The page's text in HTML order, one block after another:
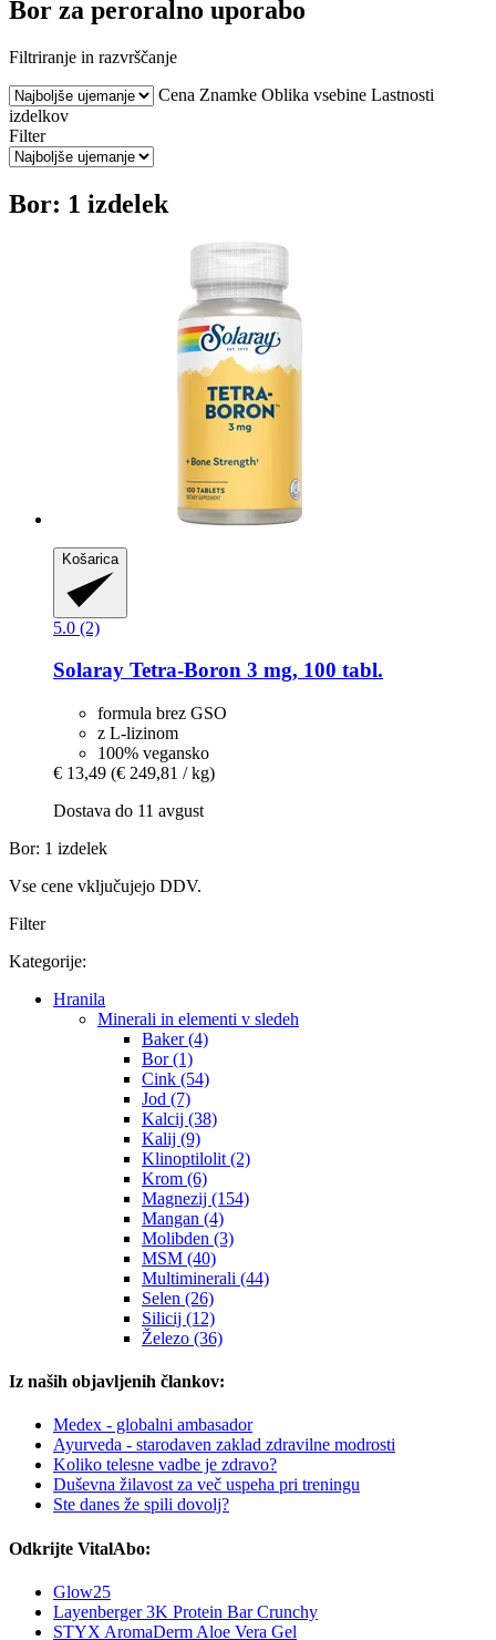
Bor za peroralno uporabo
Filtriranje in razvrščanje
Cena Znamke Oblika vsebine Lastnosti
izdelkov
Filter
Bor: 1 izdelek
Košarica
5.0 (2)
Solaray Tetra-​Boron 3 mg, 100 tabl.
formula brez GSO
z L-lizinom
100% vegansko
€ 13,49 (€ 249,81 / kg)
Dostava do 11 avgust
Bor: 1 izdelek
Vse cene vključujejo DDV.
Filter
Kategorije:
Hranila
Minerali in elementi v sledeh
Baker (4)
Bor (1)
Cink (54)
Jod (7)
Kalcij (38)
Kalij (9)
Klinoptilolit (2)
Krom (6)
Magnezij (154)
Mangan (4)
Molibden (3)
MSM (40)
Multiminerali (44)
Selen (26)
Silicij (12)
Železo (36)
Iz naših objavljenih člankov:
Medex - globalni ambasador
Ayurveda - starodaven zaklad zdravilne modrosti
Koliko telesne vadbe je zdravo?
Duševna žilavost za več uspeha pri treningu
Ste danes že spili dovolj?
Odkrijte VitalAbo:
Glow25
Layenberger 3K Protein Bar Crunchy
STYX AromaDerm Aloe Vera Gel